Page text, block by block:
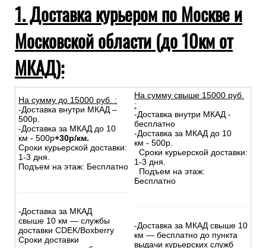
1. Доставка курьером по Москве и
Московской области (до 10км от
МКАД):
На сумму до 15000 руб. :
-Доставка внутри МКАД –
500р.
-Доставка за МКАД до 10
км - 500р+30р/км.
Сроки курьерской доставки:
1-3 дня.
Подъем на этаж: Бесплатно
-Доставка за МКАД
свыше 10 км — службы
доставки CDEK/Boxberry
Сроки доставки
На сумму свыше 15000 руб.
:
-Доставка внутри МКАД -
бесплатно
-Доставка за МКАД до 10
км - 500р.
Сроки курьерской доставки:
1-3 дня.
Подъем на этаж:
Бесплатно
-Доставка за МКАД свыше 10
км — бесплатно до пункта
выдачи курьерских служб